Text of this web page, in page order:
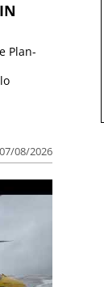
08/2026
Plan-